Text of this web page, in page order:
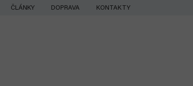
Prejsť
ČLÁNKY DOPRAVA KONTAKTY